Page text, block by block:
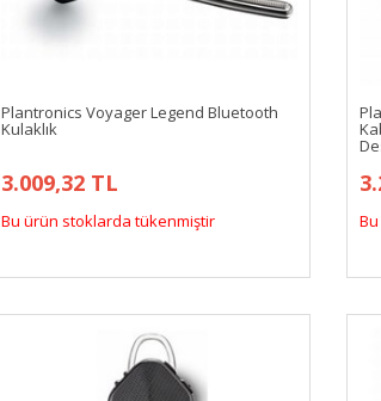
Plantronics Voyager Legend Bluetooth
Kulaklık
3.009,32 TL
Bu ürün stoklarda tükenmiştir